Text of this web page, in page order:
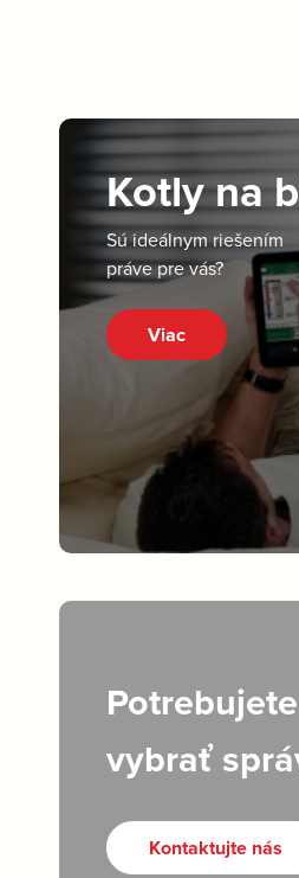
Kotly na
Sú ideálnym riešením
práve pre vás?
Viac
vybrať
Kontaktujte nás